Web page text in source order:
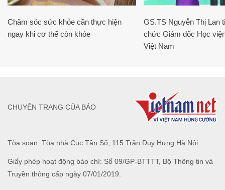
Chăm sóc sức khỏe cần thực hiện
ngay khi cơ thể còn khỏe
GS.TS Nguyễn Thị Lan
chức Giám đốc Học
Việt Nam
Tòa soạn: Tòa nhà Cục Tần Số, 115 Trần Duy Hưng Hà Nội
Giấy phép hoạt động báo chí: Số 09/GP-BTTTT, Bộ Thông tin và
Truyền thông cấp ngày 07/01/2019.
CHUYÊN TRANG CỦA BÁO